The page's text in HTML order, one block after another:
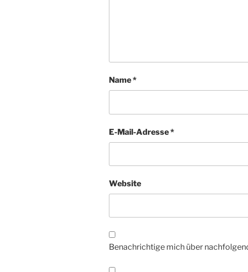
Name*
E-Mail-Adresse*
Website
Benachrichtige mich über